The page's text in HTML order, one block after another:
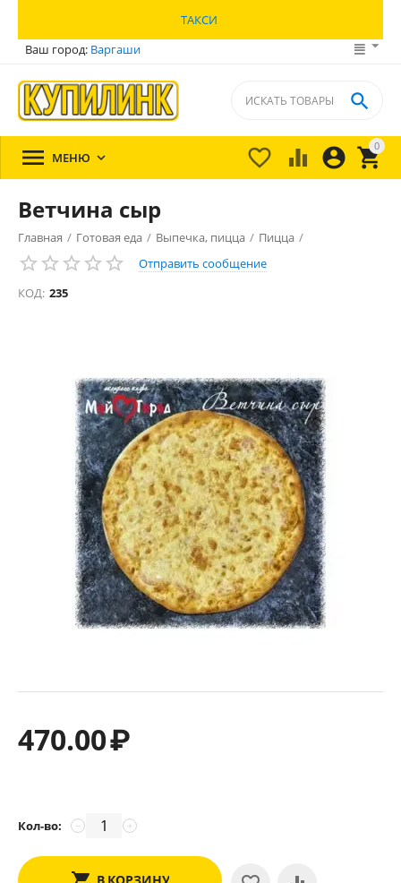
ТАКСИ
Ваш город: Варгаши
0


 

 МЕНЮ 
Ветчина сыр
Главная / Готовая еда / Выпечка, пицца / Пицца /
Отправить сообщение
КОД: 235
470.00₽
Кол-во: +
−